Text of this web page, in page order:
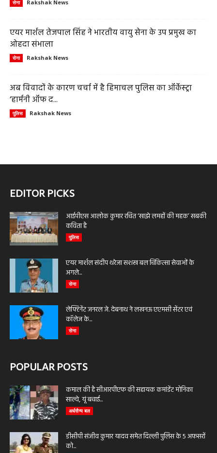
सेना Rakshak News
एयर मार्शल तेजपाल सिंह ने भारतीय वायु सेना के उप प्रमुख का
ओहदा संभाला
सेना Rakshak News
अब विवादों के कारण चर्चा में है हिमाचल पुलिस का ऑर्केस्ट्रा
‘हार्मनी ऑफ द...
पुलिस Rakshak News
EDITOR PICKS
आईपीएस आलोक कुमार रचित ‘साझे लमहों की महक’ सबकी
कविता है
पुलिस
एयर मार्शल संदीप थरेजा सशस्त्र बल चिकित्सा सेवाओं के
अगले...
सेना
लेफ्टिनेंट जनरल जे. देबनाथ ने लखनऊ एएमसी सेंटर एवं
कॉलेज के...
सेना
POPULAR POSTS
कमाल की है सीआरपीएफ की सहायक कमांडेंट मोनिका
साल्वे, यूं बचाई...
अर्धसैन्य बल
डीसीपी संजीव कुमार यादव समेत दिल्ली पुलिस के 5 अफसरों
को...